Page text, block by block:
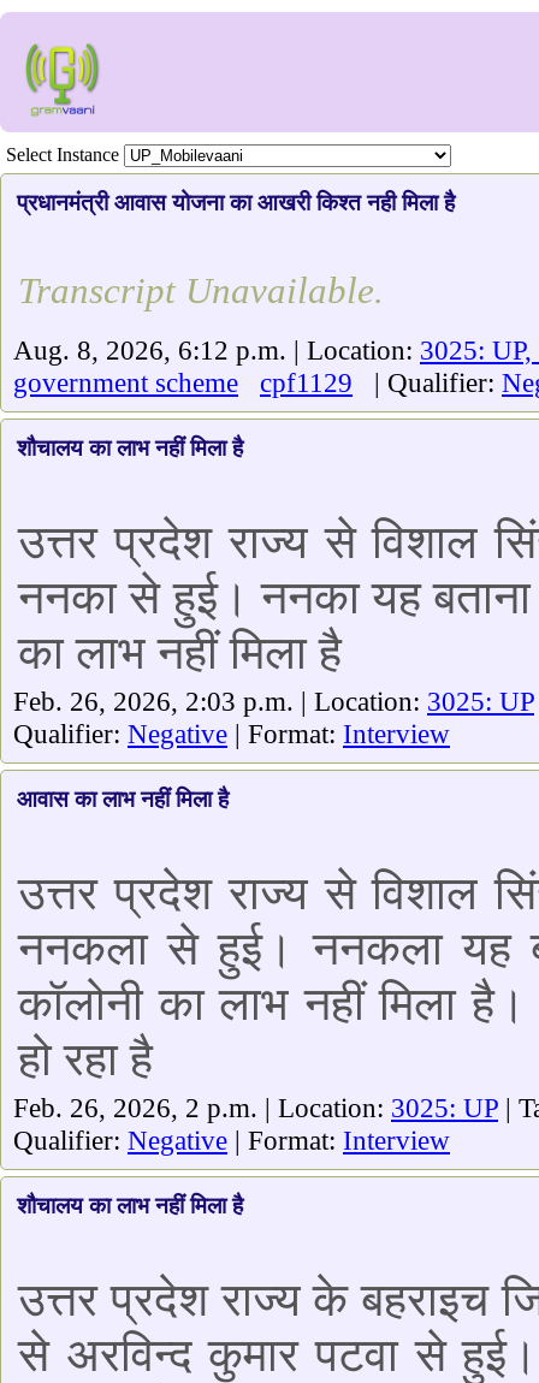
Select Instance
प्रधानमंत्री आवास योजना का आखरी किश्त नही मिला है
Transcript Unavailable.
Aug. 8, 2026, 6:12 p.m. | Location: 3025: UP,
government scheme
cpf1129 | Qualifier:
शौचालय का लाभ नहीं मिला है
उत्तर प्रदेश राज्य से विशाल
ननका से हुई। ननका यह
का लाभ नहीं मिला है
Feb. 26, 2026, 2:03 p.m. | Location: 3025: UP
Qualifier: Negative | Format: Interview
आवास का लाभ नहीं मिला है
उत्तर प्रदेश राज्य से विशाल
ननकला से हुई। ननकला यह
कॉलोनी का लाभ नहीं मिला है।
हो रहा है
Feb. 26, 2026, 2 p.m. | Location: 3025: UP |
Qualifier: Negative | Format: Interview
शौचालय का लाभ नहीं मिला है
उत्तर प्रदेश राज्य के बहराइच
से अरविन्द कुमार पटवा से